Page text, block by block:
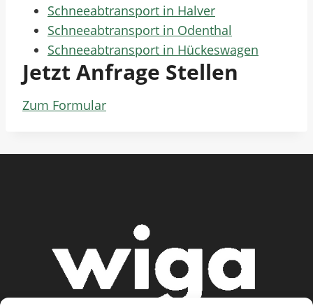
Schneeabtransport in Halver
Schneeabtransport in Odenthal
Schneeabtransport in Hückeswagen
Jetzt Anfrage Stellen
Zum Formular